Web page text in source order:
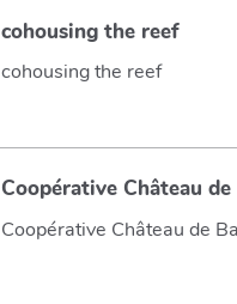
cohousing the reef
cohousing the reef
Coopérative Château
Coopérative Château de